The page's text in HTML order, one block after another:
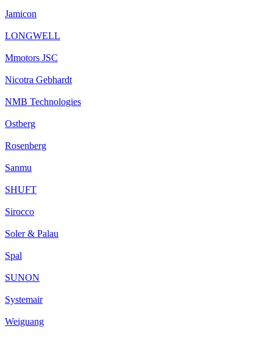
Jamicon
LONGWELL
Mmotors JSC
Nicotra Gebhardt
NMB Technologies
Ostberg
Rosenberg
Sanmu
SHUFT
Sirocco
Soler & Palau
Spal
SUNON
Systemair
Weiguang